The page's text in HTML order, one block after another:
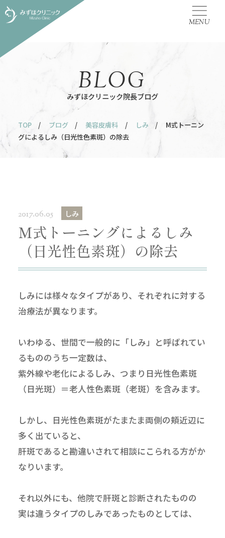
MENU
みずほクリニック院長ブログ
BLOG
TOP / ブログ / 美容皮膚科 / しみ
/ M式トーニン
グによるしみ（日光性色素斑）の除去
2017.06.05 しみ
M式トーニングによるしみ
（日光性色素斑）の除去
しみには様々なタイプがあり、それぞれに対する
治療法が異なります。
いわゆる、世間で一般的に「しみ」と呼ばれてい
るもののうち一定数は、
紫外線や老化によるしみ、つまり日光性色素斑
（日光斑）＝老人性色素斑（老斑）を含みます。
しかし、日光性色素斑がたまたま両側の頬近辺に
多く出ていると、
肝斑であると勘違いされて相談にこられる方がか
なりいます。
それ以外にも、他院で肝斑と診断されたものの
実は違うタイプのしみであったものとしては、